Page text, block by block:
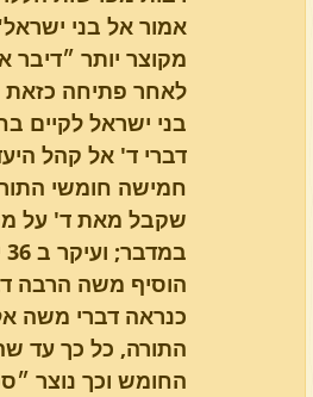
אמור אל בני
מקוצר יותר
לאחר פתיחה כזאת
בני ישראל לקיים
דברי ד' אל קהל
חמישה חומשי
הוסיף משה הרבה
כנראה דברי משה
התורה, כל כך עד
החומש וכך נוצר